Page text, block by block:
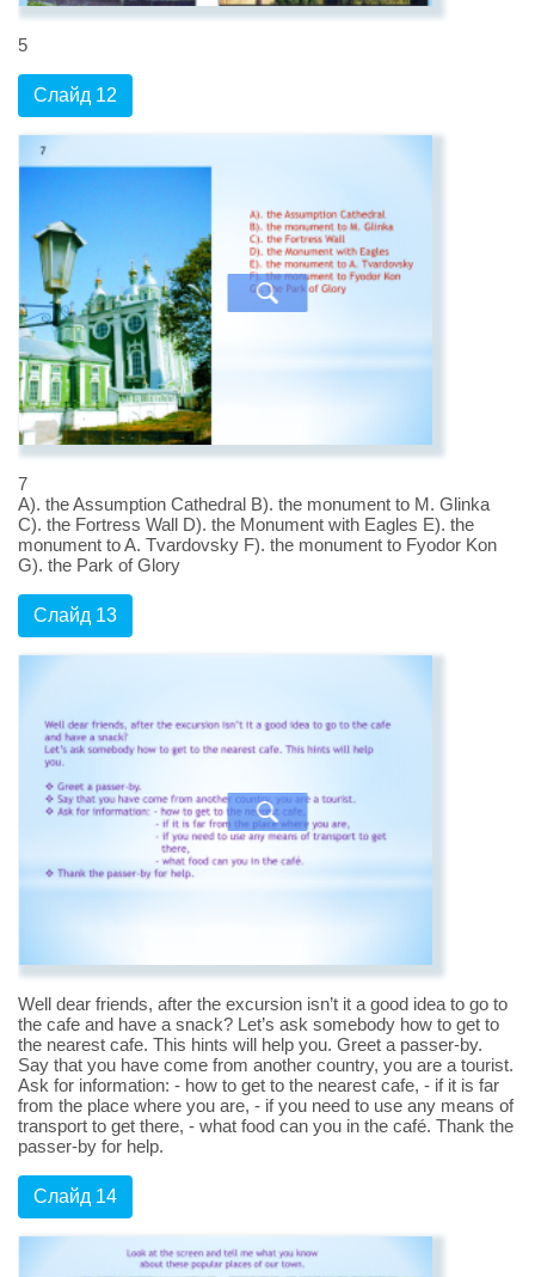
5
Слайд 12
7
A). the Assumption Cathedral B). the monument to M. Glinka
C). the Fortress Wall D). the Monument with Eagles E). the
monument to A. Tvardovsky F). the monument to Fyodor Kon
G). the Park of Glory
Слайд 13
Well dear friends, after the excursion isn’t it a good idea to go to
the cafe and have a snack? Let’s ask somebody how to get to
the nearest cafe. This hints will help you. Greet a passer-by.
Say that you have come from another country, you are a tourist.
Ask for information: - how to get to the nearest cafe, - if it is far
from the place where you are, - if you need to use any means of
transport to get there, - what food can you in the café. Thank the
passer-by for help.
Слайд 14